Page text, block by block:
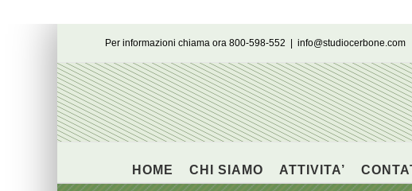
Per informazioni chiama ora 800-598-552 info@studiocerbone.com
HOME CHI SIAMO ATTIVITA’